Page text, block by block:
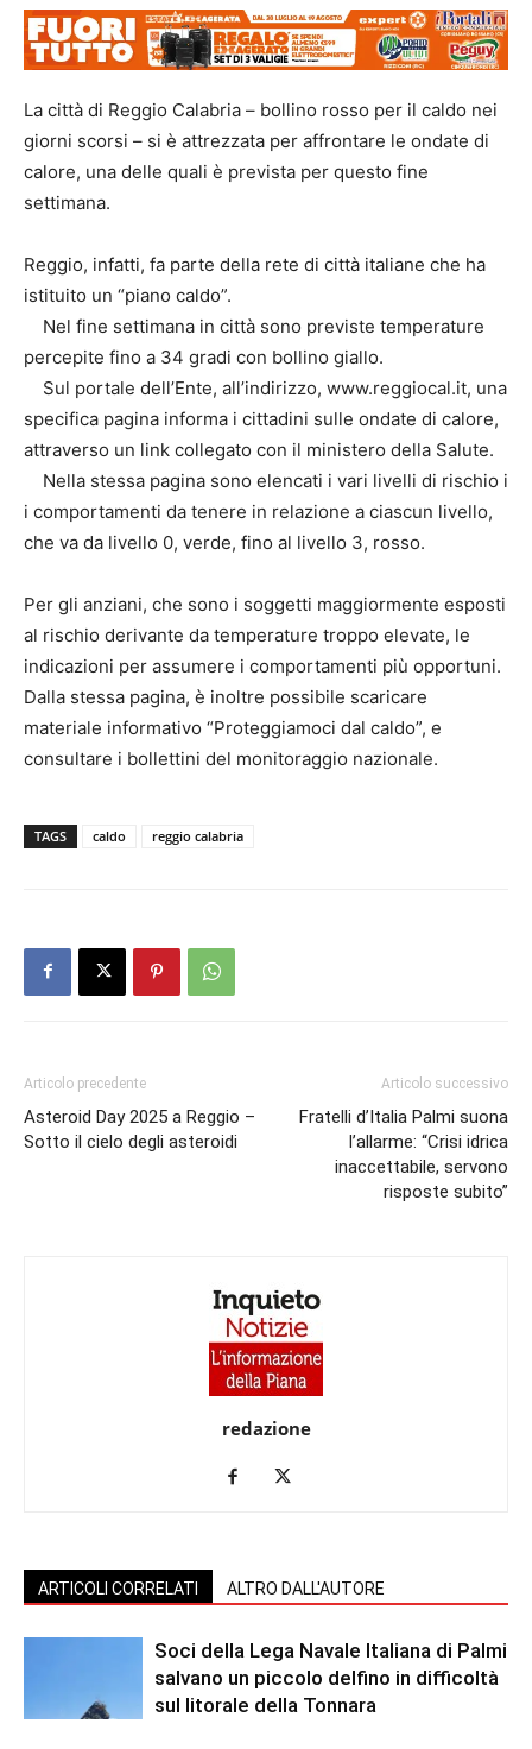
La città di Reggio Calabria – bollino rosso per il caldo nei
giorni scorsi – si è attrezzata per affrontare le ondate di
calore, una delle quali è prevista per questo fine
settimana.
Reggio, infatti, fa parte della rete di città italiane che ha
istituito un “piano caldo”.
Nel fine settimana in città sono previste temperature
percepite fino a 34 gradi con bollino giallo.
Sul portale dell’Ente, all’indirizzo, www.reggiocal.it, una
specifica pagina informa i cittadini sulle ondate di calore,
attraverso un link collegato con il ministero della Salute.
Nella stessa pagina sono elencati i vari livelli di rischio i
i comportamenti da tenere in relazione a ciascun livello,
che va da livello 0, verde, fino al livello 3, rosso.
Per gli anziani, che sono i soggetti maggiormente esposti
al rischio derivante da temperature troppo elevate, le
indicazioni per assumere i comportamenti più opportuni.
Dalla stessa pagina, è inoltre possibile scaricare
materiale informativo “Proteggiamoci dal caldo”, e
consultare i bollettini del monitoraggio nazionale.
TAGS caldo reggio calabria
Articolo precedente
Asteroid Day 2025 a Reggio –
Sotto il cielo degli asteroidi
Articolo successivo
Fratelli d’Italia Palmi suona
l’allarme: “Crisi idrica
inaccettabile, servono
risposte subito”
redazione
ARTICOLI CORRELATI ALTRO DALL'AUTORE
Soci della Lega Navale Italiana di Palmi
salvano un piccolo delfino in difficoltà
sul litorale della Tonnara